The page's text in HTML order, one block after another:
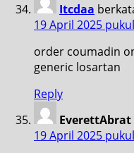
Itcdaa
19 April 2025
order coumadin
generic losartan
Reply
EverettAbrat
19 April 2025